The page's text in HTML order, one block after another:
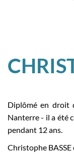
Diplômé en droit
Nanterre - il a été
pendant 12 ans.
Christophe